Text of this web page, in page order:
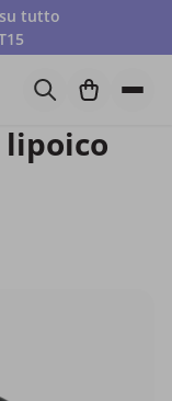
tutto
lipoico